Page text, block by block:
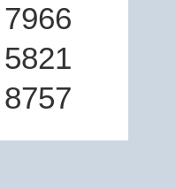
7966
5821
8757